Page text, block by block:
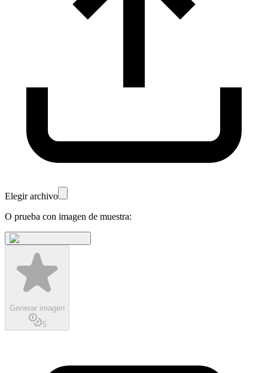
Elegir archivo
O prueba con imagen de muestra:
Generar imagen
5